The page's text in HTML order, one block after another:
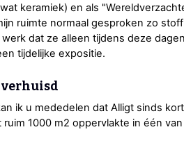
keramiek) en als
ruimte normaal gesproken zo
dat ze alleen tijdens deze
tijdelijke expositie.
ik u mededelen dat Alligt sinds
ruim 1000 m2 oppervlakte in één